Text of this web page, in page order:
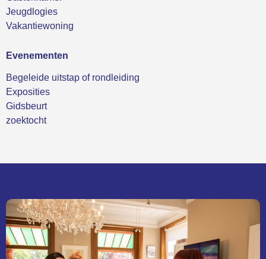
Jeugdlogies
Vakantiewoning
Evenementen
Begeleide uitstap of rondleiding
Exposities
Gidsbeurt
zoektocht